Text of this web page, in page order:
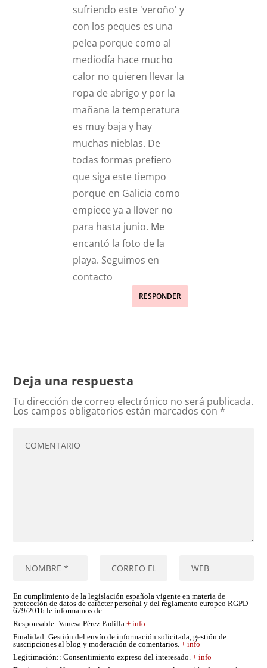
sufriendo este 'veroño' y
con los peques es una
pelea porque como al
mediodía hace mucho
calor no quieren llevar la
ropa de abrigo y por la
mañana la temperatura
es muy baja y hay
muchas nieblas. De
todas formas prefiero
que siga este tiempo
porque en Galicia como
empiece ya a llover no
para hasta junio. Me
encantó la foto de la
playa. Seguimos en
contacto
RESPONDER
Deja una respuesta
Tu dirección de correo electrónico no será publicada.
Los campos obligatorios están marcados con *
En cumplimiento de la legislación española vigente en materia de
protección de datos de carácter personal y del reglamento europeo RGPD
679/2016 le informamos de:
Responsable: Vanesa Pérez Padilla+ info
Finalidad: Gestión del envío de información solicitada, gestión de
suscripciones al blog y moderación de comentarios.+ info
Legitimación:: Consentimiento expreso del interesado.+ info